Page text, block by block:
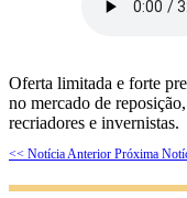
Oferta limitada e forte
no mercado de
recriadores e invernistas.
<< Notícia Anterior Próxima